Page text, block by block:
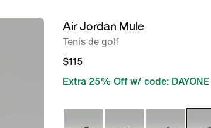
imagen 1 de 6
Air Jordan Mule
Tenis de golf
$115
Extra 25% Off w/ code: DAYONE